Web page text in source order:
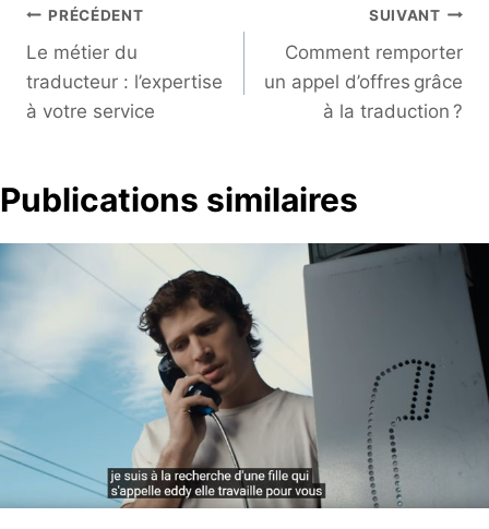
Navigation
de
l’article
PRÉCÉDENT
Le métier du
traducteur : l’expertise
à votre service
SUIVANT
Comment remporter
un appel d’offres grâce
à la traduction ?
Publications similaires